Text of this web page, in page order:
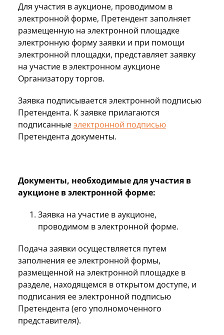
Для участия в аукционе, проводимом в
электронной форме, Претендент заполняет
размещенную на электронной площадке
электронную форму заявки и при помощи
электронной площадки, представляет заявку
на участие в электронном аукционе
Организатору торгов.
Заявка подписывается электронной подписью
Претендента. К заявке прилагаются
подписанныеэлектронной подписью
Претендента документы.
Документы, необходимые для участия в
аукционе в электронной форме:
Заявка на участие в аукционе,
проводимом в электронной форме.
Подача заявки осуществляется путем
заполнения ее электронной формы,
размещенной на электронной площадке в
разделе, находящемся в открытом доступе, и
подписания ее электронной подписью
Претендента (его уполномоченного
представителя).